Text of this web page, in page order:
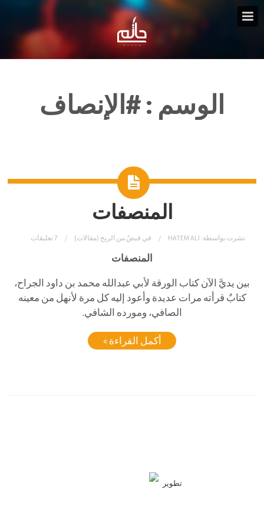
الوسم :#الإنصاف
المنصفات
نشرت بواسطة: HATEM ALI في قبضٌ من الريح (مقالات) 7 تعليقات
المنصفات
بين يديَّ الآن كتاب الورقة لأبي عبدالله محمد بن داود الجراح،
كتابٌ قرأته مرات عديدة وأعود إليه كل مرة لأنهل من معينه
الصافي، ومورده الشافي.
أكمل القراءة »
تطوير